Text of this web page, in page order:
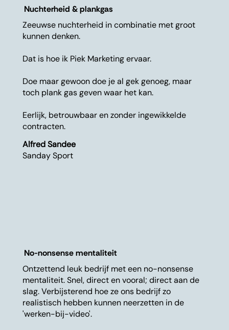
Nuchterheid & plankgas
Zeeuwse nuchterheid in combinatie met groot
kunnen denken.
Dat is hoe ik Piek Marketing ervaar.
Doe maar gewoon doe je al gek genoeg, maar
toch plank gas geven waar het kan.
Eerlijk, betrouwbaar en zonder ingewikkelde
contracten.
Alfred Sandee
Sanday Sport
No-nonsense mentaliteit
Ontzettend leuk bedrijf met een no-nonsense
mentaliteit. Snel, direct en vooral; direct aan de
slag. Verbijsterend hoe ze ons bedrijf zo
realistisch hebben kunnen neerzetten in de
'werken-bij-video'.